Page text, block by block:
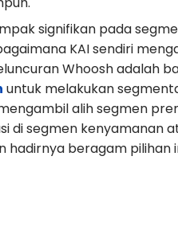
signifikan pada
KAI sendiri
Whoosh adalah
untuk melakukan
alih segmen
segmen kenyamanan
hadirnya beragam pilihan